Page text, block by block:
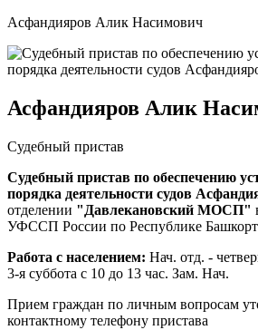
Асфандияров Алик Насимович
Асфандияров Алик
Судебный пристав
Судебный пристав по обеспечению
порядка деятельности судов
отделении "Давлекановский МОСП"
УФССП России по Республике
Работа с населением: Нач. отд. -
3-я суббота с 10 до 13 час. Зам. Нач.
Прием граждан по личным вопросам
контактному телефону пристава